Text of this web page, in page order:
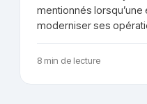
mentionnés
moderniser ses
8 min de lecture